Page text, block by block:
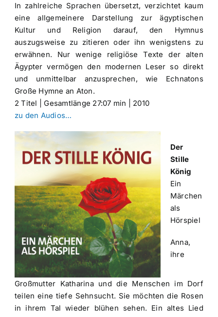
In zahlreiche Sprachen übersetzt, verzichtet kaum
eine allgemeinere Darstellung zur ägyptischen
Kultur und Religion darauf, den Hymnus
auszugsweise zu zitieren oder ihn wenigstens zu
erwähnen. Nur wenige religiöse Texte der alten
Ägypter vermögen den modernen Leser so direkt
und unmittelbar anzusprechen, wie Echnatons
Große Hymne an Aton.
2 Titel | Gesamtlänge 27:07 min | 2010
zu den Audios…
Der
Stille
König
Ein
Märchen
als
Hörspiel
Anna,
ihre
Großmutter Katharina und die Menschen im Dorf
teilen eine tiefe Sehnsucht. Sie möchten die Rosen
in ihrem Tal wieder blühen sehen. Ein altes Lied